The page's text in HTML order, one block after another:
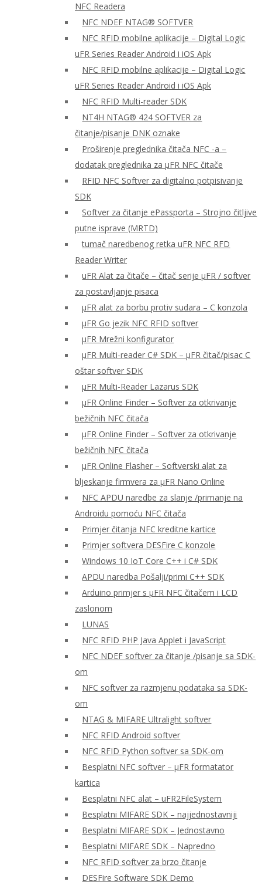
NFC Readera
NFC NDEF NTAG® SOFTVER
NFC RFID mobilne aplikacije – Digital Logic
uFR Series Reader Android i iOS Apk
NFC RFID mobilne aplikacije – Digital Logic
uFR Series Reader Android i iOS Apk
NFC RFID Multi-reader SDK
NT4H NTAG® 424 SOFTVER za
čitanje/pisanje DNK oznake
Proširenje preglednika čitača NFC -a –
dodatak preglednika za μFR NFC čitače
RFID NFC Softver za digitalno potpisivanje
SDK
Softver za čitanje ePassporta – Strojno čitljive
putne isprave (MRTD)
tumač naredbenog retka uFR NFC RFD
Reader Writer
uFR Alat za čitače – čitač serije μFR / softver
za postavljanje pisaca
μFR alat za borbu protiv sudara – C konzola
μFR Go jezik NFC RFID softver
μFR Mrežni konfigurator
μFR Multi-reader C# SDK – μFR čitač/pisac C
oštar softver SDK
μFR Multi-Reader Lazarus SDK
μFR Online Finder – Softver za otkrivanje
bežičnih NFC čitača
μFR Online Finder – Softver za otkrivanje
bežičnih NFC čitača
μFR Online Flasher – Softverski alat za
bljeskanje firmvera za μFR Nano Online
NFC APDU naredbe za slanje /primanje na
Androidu pomoću NFC čitača
Primjer čitanja NFC kreditne kartice
Primjer softvera DESFire C konzole
Windows 10 IoT Core C++ i C# SDK
APDU naredba Pošalji/primi C++ SDK
Arduino primjer s μFR NFC čitačem i LCD
zaslonom
LUNAS
NFC RFID PHP Java Applet i JavaScript
NFC NDEF softver za čitanje /pisanje sa SDK-
om
NFC softver za razmjenu podataka sa SDK-
om
NTAG & MIFARE Ultralight softver
NFC RFID Android softver
NFC RFID Python softver sa SDK-om
Besplatni NFC softver – μFR formatator
kartica
Besplatni NFC alat – uFR2FileSystem
Besplatni MIFARE SDK – najjednostavniji
Besplatni MIFARE SDK – Jednostavno
Besplatni MIFARE SDK – Napredno
NFC RFID softver za brzo čitanje
DESFire Software SDK Demo